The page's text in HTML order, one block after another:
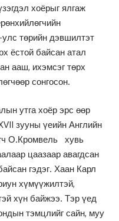
хоёрыг ялгаж
төрийн дэвшилтэт
ёстой байсан атал
ааш, ихэмсэг төрх
сонгосон.
утга хоёр эрс өөр
зууны үеийн Английн
О.Кромвель хувь
цаазаар авагдсан
гэдэг. Хаан Карл
хүмүүжилтэй,
хүн байжээ. Тэр үед
тэмцлийг сайн, муу